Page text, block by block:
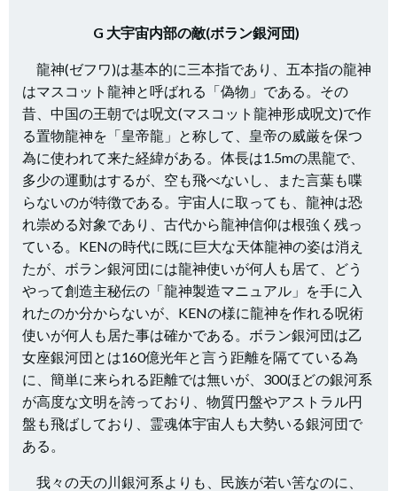
G 大宇宙内部の敵(ボラン銀河団)
龍神(ゼフワ)は基本的に三本指であり、五本指の龍神
はマスコット龍神と呼ばれる「偽物」である。その
昔、中国の王朝では呪文(マスコット龍神形成呪文)で作
る置物龍神を「皇帝龍」と称して、皇帝の威厳を保つ
為に使われて来た経緯がある。体長は1.5mの黒龍で、
多少の運動はするが、空も飛べないし、また言葉も喋
らないのが特徴である。宇宙人に取っても、龍神は恐
れ崇める対象であり、古代から龍神信仰は根強く残っ
ている。KENの時代に既に巨大な天体龍神の姿は消え
たが、ボラン銀河団には龍神使いが何人も居て、どう
やって創造主秘伝の「龍神製造マニュアル」を手に入
れたのか分からないが、KENの様に龍神を作れる呪術
使いが何人も居た事は確かである。ボラン銀河団は乙
女座銀河団とは160億光年と言う距離を隔てている為
に、簡単に来られる距離では無いが、300ほどの銀河系
が高度な文明を誇っており、物質円盤やアストラル円
盤も飛ばしており、霊魂体宇宙人も大勢いる銀河団で
ある。
我々の天の川銀河系よりも、民族が若い筈なのに、